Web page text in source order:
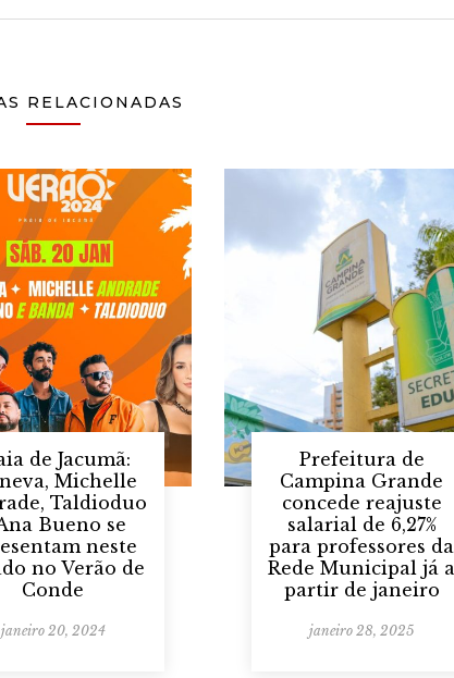
RELACIONADAS
de Jacumã:
Michelle
Taldioduo
Bueno se
neste
no Verão de
Conde
janeiro 20, 2024
Prefeitura de
Campina Grande
concede reajuste
salarial de 6,27%
para professores da
Rede Municipal já a
partir de janeiro
janeiro 28, 2025